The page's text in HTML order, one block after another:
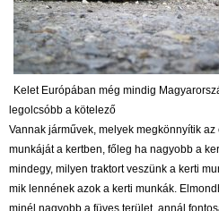
Kelet Európában még mindig
legolcsóbb a kötelező
Vannak járművek, melyek megkönnyítik az
munkáját a kertben, főleg ha nagyobb a
mindegy, milyen traktort veszünk a kerti
mik lennének azok a kerti munkák.
minél nagyobb a füves terület, annál